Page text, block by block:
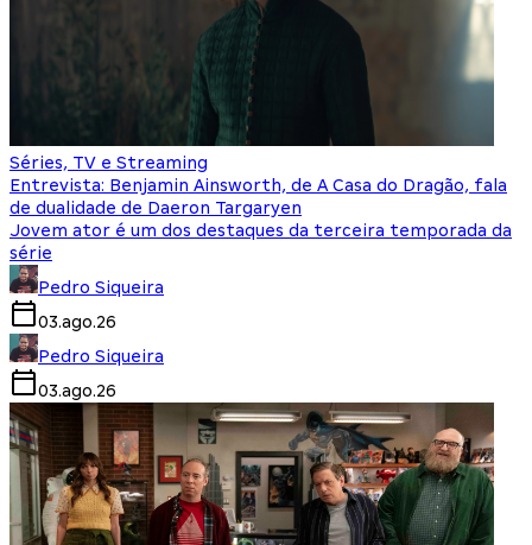
Séries, TV e Streaming
Entrevista: Benjamin Ainsworth, de A Casa do Dragão, fala
de dualidade de Daeron Targaryen
Jovem ator é um dos destaques da terceira temporada da
série
Pedro Siqueira
03.ago.26
Pedro Siqueira
03.ago.26